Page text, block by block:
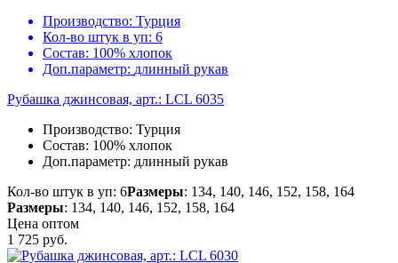
Производство: Турция
Кол-во штук в уп: 6
Состав: 100% хлопок
Доп.параметр: длинный рукав
Рубашка джинсовая, арт.: LCL 6035
Производство: Турция
Состав: 100% хлопок
Доп.параметр: длинный рукав
Кол-во штук в уп: 6Размеры: 134, 140, 146, 152, 158, 164
Размеры: 134, 140, 146, 152, 158, 164
Цена оптом
1 725 руб.